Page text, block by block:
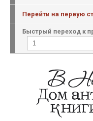
Перейти на первую
Быстрый переход к